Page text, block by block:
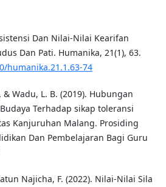
Dan Nilai-Nilai Kearifan
Dan Pati. Humanika, 21(1), 63.
humanika.21.1.63-74
& Wadu, L. B. (2019). Hubungan
Terhadap sikap toleransi
Kanjuruhan Malang. Prosiding
Dan Pembelajaran Bagi Guru
Najicha, F. (2022). Nilai-Nilai Sila